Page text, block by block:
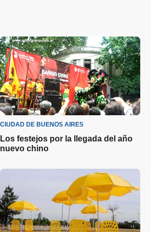
CIUDAD DE BUENOS AIRES
Los festejos por la llegada del año
nuevo chino